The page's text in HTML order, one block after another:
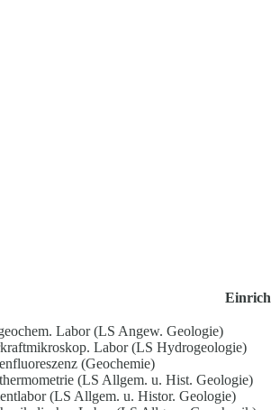
Labor (LS Angew. Geologie)
Labor (LS Hydrogeologie)
(Geochemie)
(LS Allgem. u. Hist. Geologie)
(LS Allgem. u. Histor. Geologie)